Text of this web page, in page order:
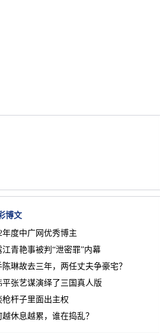
博文
年度中广网优秀博主
江青艳事被判“泄密罪”内幕
陈琳故去三年，两任丈夫争豪宅？
平张艺谋演绎了三国真人版
枪杆子里面出主权
越休息越累，谁在捣乱？